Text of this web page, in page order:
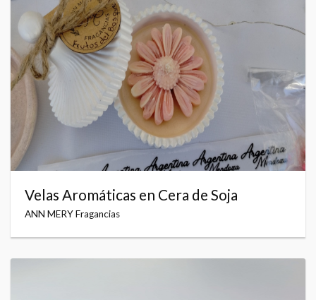
Velas Aromáticas en Cera de Soja
ANN MERY Fragancias